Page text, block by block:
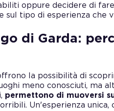
oppure decidere di
sul tipo di esperienza che
di Garda:
la possibilità di
meno conosciuti, ma
permettono di muoversi
Un'esperienza unica,